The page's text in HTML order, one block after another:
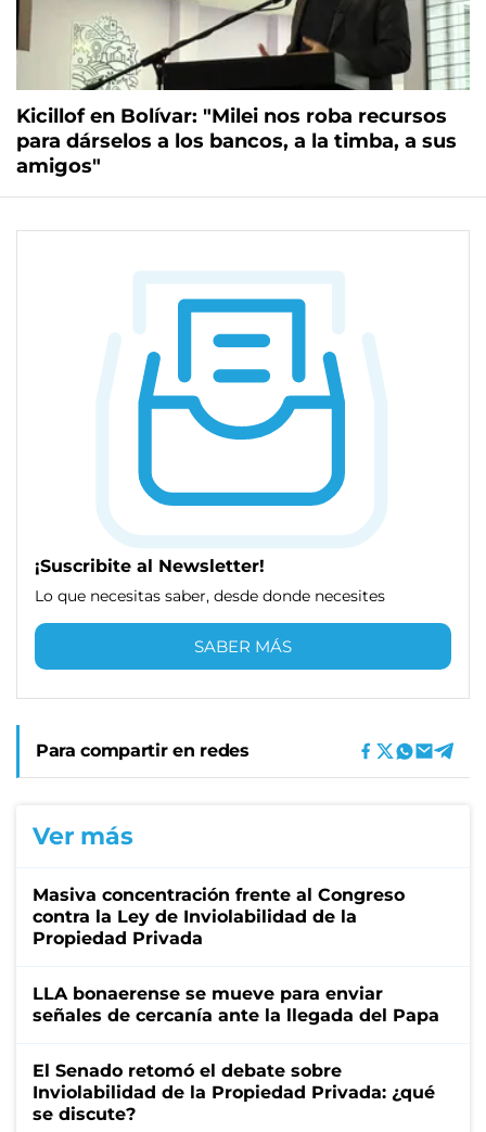
Kicillof en Bolívar: "Milei nos roba recursos
para dárselos a los bancos, a la timba, a sus
amigos"
¡Suscribite al Newsletter!
Lo que necesitas saber, desde donde necesites
SABER MÁS
Para compartir en redes
Ver más
Masiva concentración frente al Congreso
contra la Ley de Inviolabilidad de la
Propiedad Privada
LLA bonaerense se mueve para enviar
señales de cercanía ante la llegada del Papa
El Senado retomó el debate sobre
Inviolabilidad de la Propiedad Privada: ¿qué
se discute?